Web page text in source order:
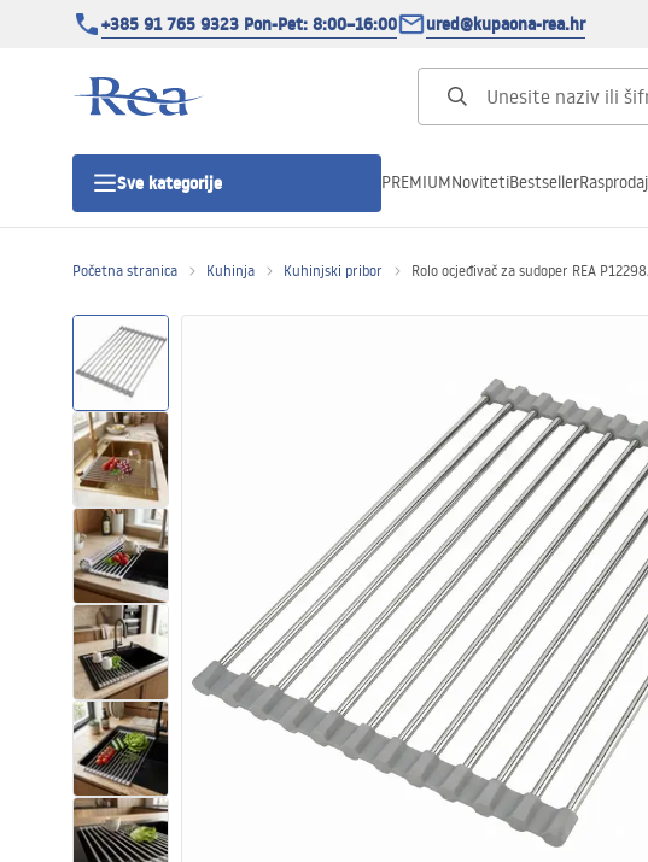
+385 91 765 9323 Pon-Pet: 8:00–16:00 ured@kupaona-rea.hr
Sve kategorije
Tuš vrata
Tuš kade
Tuš Kanalice
Umivaonici
Kade i paravani
Tuševi
PREMIUMNovitetiBestseller
Početna stranica Kuhinja Kuhinjski pribor Rolo ocjeđivač za sudoper REA